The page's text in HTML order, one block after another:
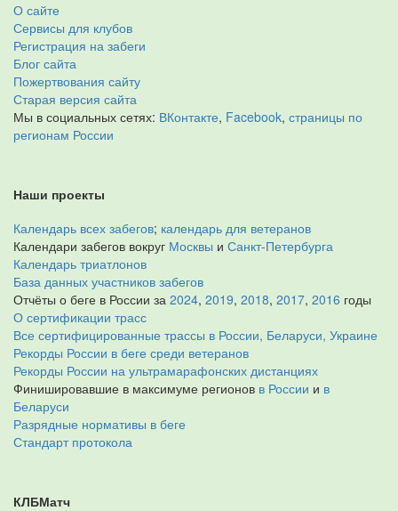
О сайте
Сервисы для клубов
Регистрация на забеги
Блог сайта
Пожертвования сайту
Старая версия сайта
Мы в социальных сетях: ВКонтакте, Facebook, страницы по
регионам России
Наши проекты
Календарь всех забегов; календарь для ветеранов
Календари забегов вокруг Москвы и Санкт-Петербурга
Календарь триатлонов
База данных участников забегов
Отчёты о беге в России за 2024, 2019, 2018, 2017, 2016 годы
О сертификации трасс
Все сертифицированные трассы в России, Беларуси, Украине
Рекорды России в беге среди ветеранов
Рекорды России на ультрамарафонских дистанциях
Финишировавшие в максимуме регионов в России и в
Беларуси
Разрядные нормативы в беге
Стандарт протокола
КЛБМатч